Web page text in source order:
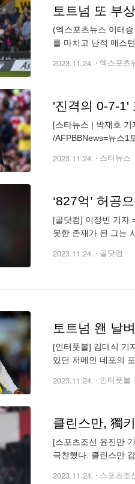
토트넘 또 부
(엑스포츠뉴스 이태
를 마치고 난적 애스
2023.11.24. 엑스포츠
'진격의 0-7-1'
[스타뉴스 | 박재호 기
/AFPBBNews=뉴스1
2023.11.24. 스타뉴스
‘827억’ 허공
[골닷컴] 이정빈 기자
못한 존재가 된 그는
2023.11.24. 골닷컴
토트넘 왠 날
[인터풋볼] 김대식 기
있던 저메인 데포의
2023.11.24. 인터풋볼
[스포츠조선 윤진만
극찬했다. 클린스만
2023.11.24. 스포츠조